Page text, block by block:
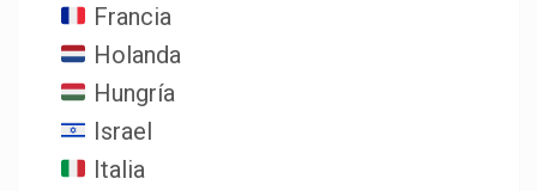
Francia
Holanda
Hungría
Israel
Italia